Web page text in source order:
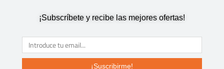
¡Subscríbete y recibe las mejores ofertas!
¡Suscribirme!